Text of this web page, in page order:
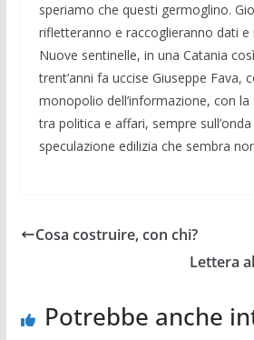
speriamo che questi germoglino.
rifletteranno e raccoglieranno dati e
Nuove sentinelle, in una Catania
trent’anni fa uccise Giuseppe Fava,
monopolio dell’informazione, con
tra politica e affari, sempre sull’onda
speculazione edi­lizia che sembra
Cosa costruire, con chi?
Lettera
Potrebbe anche